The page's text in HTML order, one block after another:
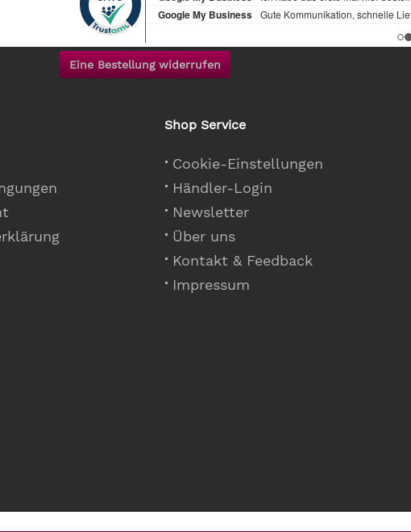
Eine Bestellung widerrufen
Shop Service
Cookie-Einstellungen
Händler-Login
Newsletter
Über uns
Kontakt & Feedback
Impressum